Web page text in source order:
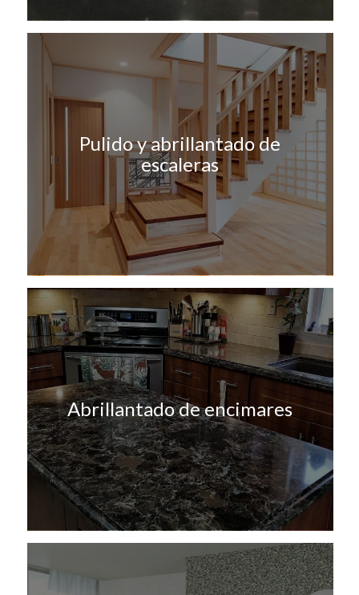
Pulido y abrillantado de
escaleras
Abrillantado de encimares